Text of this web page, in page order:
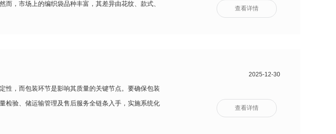
，市场上的编织袋品种丰富，其差异由花纹、款式、
查看详情
性，而包装环节是影响其质量的关键节点。要确保包装
检验、储运输管理及售后服务全链条入手，实施系统化
2025-12-30
查看详情